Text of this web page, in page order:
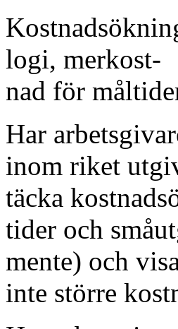
logi, merkost-
nad för
Har
inom riket
täcka
tider och
mente) och
inte större